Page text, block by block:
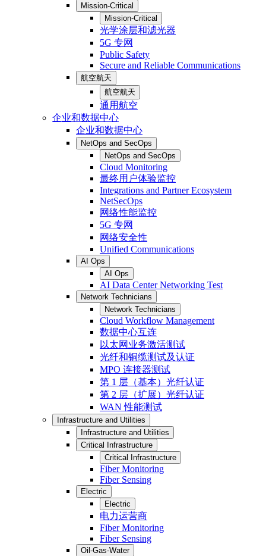
Mission-Critical
Mission-Critical
光学涂层和滤光器
5G 专网
Public Safety
Secure and Reliable Communications
航空航天
航空航天
通用航空
企业和数据中心
企业和数据中心
NetOps and SecOps
NetOps and SecOps
Cloud Monitoring
最终用户体验监控
Integrations and Partner Ecosystem
NetSecOps
网络性能监控
5G 专网
网络安全性
Unified Communications
AI Ops
AI Ops
AI Data Center Networking Test
Network Technicians
Network Technicians
Cloud Workflow Management
数据中心互连
以太网业务激活测试
光纤和铜缆测试及认证
MPO 连接器测试
第 1 层（基本）光纤认证
第 2 层（扩展）光纤认证
WAN 性能测试
Infrastructure and Utilities
Infrastructure and Utilities
Critical Infrastructure
Critical Infrastructure
Fiber Monitoring
Fiber Sensing
Electric
Electric
电力运营商
Fiber Monitoring
Fiber Sensing
Oil-Gas-Water